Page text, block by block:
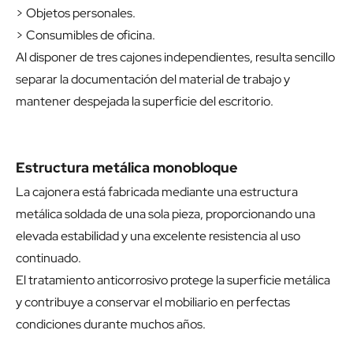
> Objetos personales.
> Consumibles de oficina.
Al disponer de tres cajones independientes, resulta sencillo
separar la documentación del material de trabajo y
mantener despejada la superficie del escritorio.
Estructura metálica monobloque
La cajonera está fabricada mediante una estructura
metálica soldada de una sola pieza, proporcionando una
elevada estabilidad y una excelente resistencia al uso
continuado.
El tratamiento anticorrosivo protege la superficie metálica
y contribuye a conservar el mobiliario en perfectas
condiciones durante muchos años.